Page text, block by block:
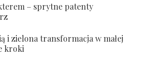
– sprytne patenty
i zielona transformacja w małej
kroki